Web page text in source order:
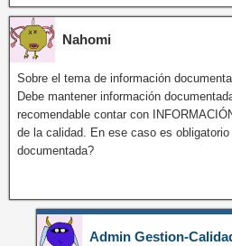
Nahomi
Sobre el tema de información
Debe mantener información
recomendable contar con
de la calidad. En ese caso es
documentada?
Admin Gestion-